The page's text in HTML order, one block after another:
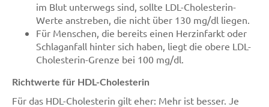
im Blut unterwegs sind, sollte LDL-Cholesterin-
Werte anstreben, die nicht über 130 mg/dl liegen.
Für Menschen, die bereits einen Herzinfarkt oder
Schlaganfall hinter sich haben, liegt die obere LDL-
Cholesterin-Grenze bei 100 mg/dl.
Richtwerte für HDL-Cholesterin
Für das HDL-Cholesterin gilt eher: Mehr ist besser. Je